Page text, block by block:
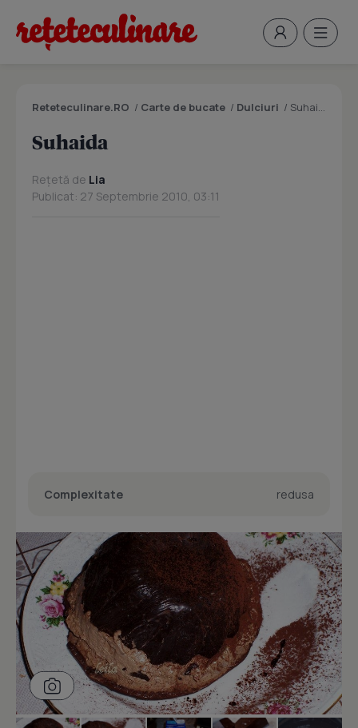
Reteteculinare.RO / Carte de bucate / Dulciuri / Suhaida
Suhaida
Rețetă de Lia
Publicat: 27 Septembrie 2010, 03:11
Complexitate redusa